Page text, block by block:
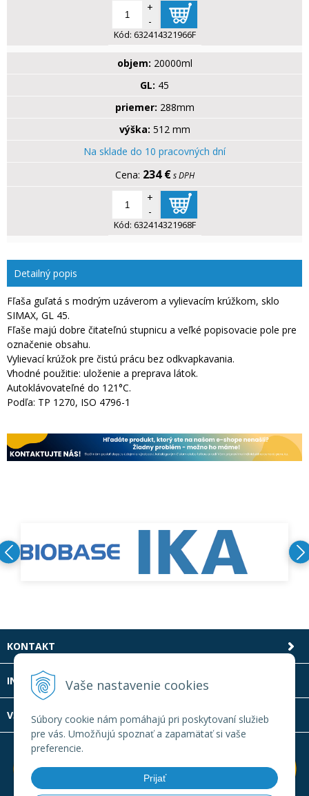
Vaše nastavenie cookies
Súbory cookie nám pomáhajú pri poskytovaní služieb
pre vás. Umožňujú spoznať a zapamätať si vaše
preferencie.
Prijať
+
-
Kód: 632414321966F
objem: 20000ml
GL: 45
priemer: 288mm
výška: 512 mm
Na sklade do 10 pracovných dní
234 € s DPH
+
-
Kód: 632414321968F
Detailný popis
Fľaša guľatá s modrým uzáverom a vylievacím krúžkom, sklo
SIMAX, GL 45.
Fľaše majú dobre čitateľnú stupnicu a veľké popisovacie pole pre
označenie obsahu.
Vylievací krúžok pre čistú prácu bez odkvapkavania.
Vhodné použitie: uloženie a preprava látok.
Autoklávovateľné do 121°C.
Podľa: TP 1270, ISO 4796-1
KONTAKT
INFOLINKA
VŠETKO O NÁKUPE